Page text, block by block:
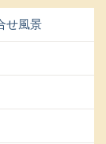
せ風景